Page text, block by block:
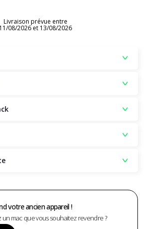
Livraison prévue entre
11/08/2026 et 13/08/2026
votre ancien appareil !
un mac que vous souhaitez revendre ?